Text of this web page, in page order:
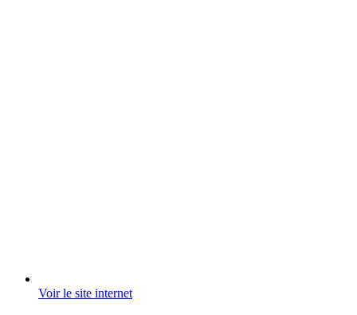
Voir le site internet